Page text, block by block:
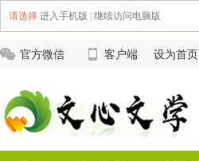
请选择 进入手机版 继续访问电脑版
官方微信 客户端 设为首页